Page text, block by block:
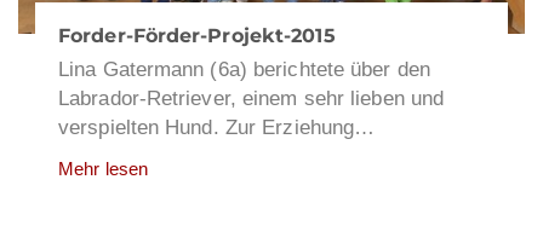
Forder-Förder-Projekt-2015
Lina Gatermann (6a) berichtete über den
Labrador-Retriever, einem sehr lieben und
verspielten Hund. Zur Erziehung…
Mehr lesen